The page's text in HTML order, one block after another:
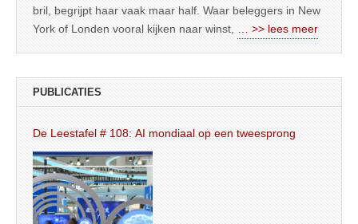
bril, begrijpt haar vaak maar half. Waar beleggers in New
York of Londen vooral kijken naar winst,
… >> lees meer
PUBLICATIES
De Leestafel # 108: AI mondiaal op een tweesprong